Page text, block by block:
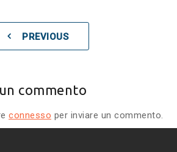
PREVIOUS
commento
connesso per inviare un commento.